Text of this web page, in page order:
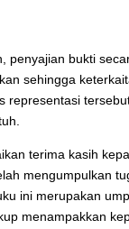
penyajian bukti
sehingga
representasi
terima kasih
mengumpulkan
ini merupakan
menampakkan